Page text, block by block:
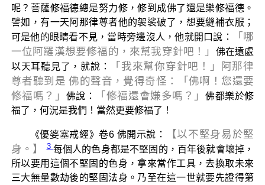
呢？菩薩修福德總是努力修，修到成佛了還是樂修福德。
譬如，有一天阿那律尊者他的袈裟破了，想要縫補衣服；
可是他的眼睛看不見，當時旁邊沒人，他就開口說：
「哪
一位阿羅漢想要修福的，來幫我穿針吧！」
佛在遠處
以天耳聽見了，就說：
「我來幫你穿針吧！」阿那律
尊者聽到是 佛的聲音，覺得奇怪：「佛啊！您還要
修福嗎？」
佛說： 「修福還會嫌多嗎？」 佛都樂於修
福了，何況是我們！當然更要修福了！
《優婆塞戒經》卷6 佛開示說：
【以不堅身易於堅
身。】3 每個人的色身都是不堅固的，百年後就會壞掉，
所以要用這個不堅固的色身，拿來當作工具，去換取未來
三大無量數劫後的堅固法身。乃至在這一世就要先證得第